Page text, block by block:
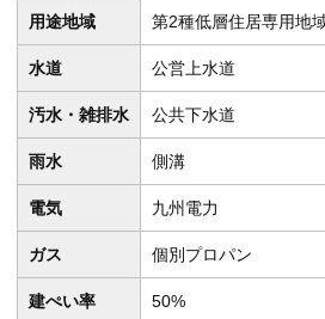
用途地域 第2種低層住居専用地
水道 公営上水道
汚水・雑排水 公共下水道
雨水 側溝
電気 九州電力
ガス 個別プロパン
建ぺい率 50%